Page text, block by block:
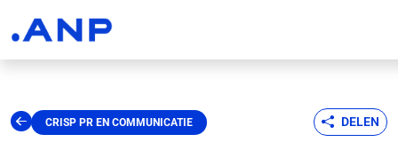
CRISP PR EN COMMUNICATIE DELEN